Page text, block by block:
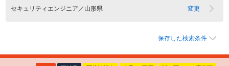
セキュリティエンジニア／山形県 変更
保存した検索条件